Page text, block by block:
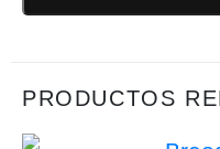
PRODUCTOS